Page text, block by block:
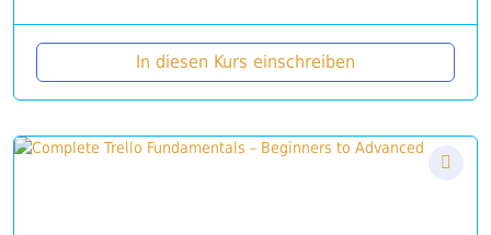
In diesen Kurs einschreiben